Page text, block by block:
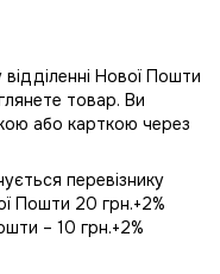
Нової Пошти
товар. Ви
або карткою через
перевізнику
Пошти 20 грн.+2%
– 10 грн.+2%